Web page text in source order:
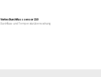
Durchfluss- und Temperaturüberwachung
Vortex Durchflusssensor 210